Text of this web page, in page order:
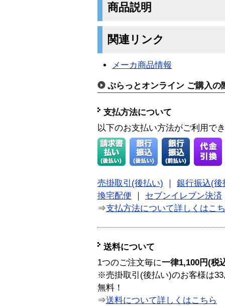
商品説明
関連リンク
メーカ商品情報
ぷらっとオンライン ご購入の
支払方法について
以下のお支払い方法がご利用で
売掛取引(後払い)
銀行振込(後
換宅配便
セブンイレブン決済
⇒支払方法について詳しくはこ
送料について
1つのご注文毎に一律1,100円(税
※売掛取引(後払い)のお客様は
無料！
⇒送料について詳しくはこちら